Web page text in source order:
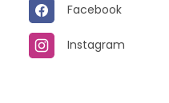
Facebook
Instagram